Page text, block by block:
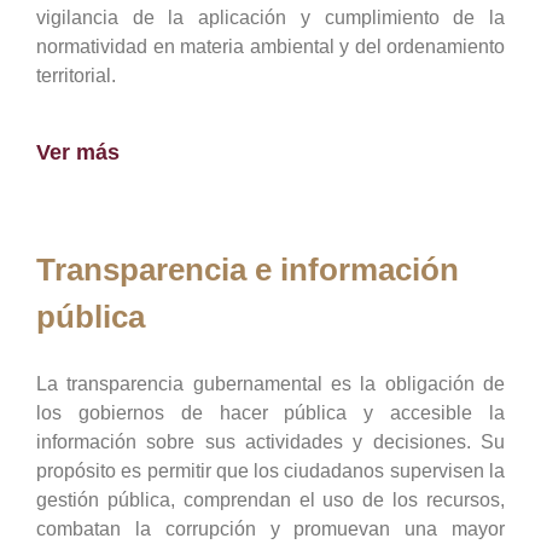
vigilancia de la aplicación y cumplimiento de la
normatividad en materia ambiental y del ordenamiento
territorial.
Ver más
Transparencia e información
pública
La transparencia gubernamental es la obligación de
los gobiernos de hacer pública y accesible la
información sobre sus actividades y decisiones. Su
propósito es permitir que los ciudadanos supervisen la
gestión pública, comprendan el uso de los recursos,
combatan la corrupción y promuevan una mayor